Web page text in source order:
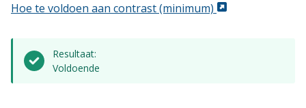
Hoe te voldoen aan contrast (minimum)
Resultaat:
Voldoende